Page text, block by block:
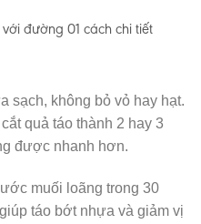
đường 01 cách chi tiết
sạch, không bỏ vỏ hay hạt.
quả táo thành 2 hay 3
được nhanh hơn.
muối loãng trong 30
táo bớt nhựa và giảm vị